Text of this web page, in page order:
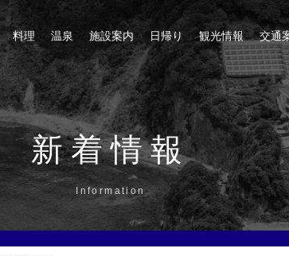
料理 温泉 施設案内 日帰り 観光情報 交通
新着情報
Information